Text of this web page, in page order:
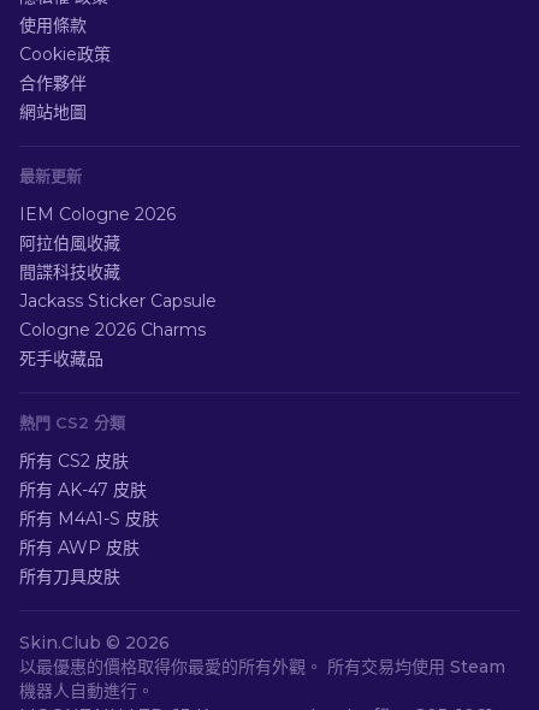
使用條款
Cookie政策
合作夥伴
網站地圖
最新更新
IEM Cologne 2026
阿拉伯風收藏
間諜科技收藏
Jackass Sticker Capsule
Cologne 2026 Charms
死手收藏品
熱門 CS2 分類
所有 CS2 皮肤
所有 AK-47 皮肤
所有 M4A1-S 皮肤
所有 AWP 皮肤
所有刀具皮肤
Skin.Club © 2026
以最優惠的價格取得你最愛的所有外觀。 所有交易均使用 Steam
機器人自動進行。